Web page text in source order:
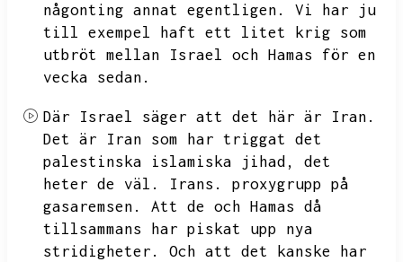
någonting annat egentligen.
Vi har ju
till exempel haft ett litet krig som
utbröt mellan Israel och Hamas för en
vecka sedan.
Där Israel säger att det här är Iran.
Det är Iran som har triggat det
palestinska islamiska jihad,
det
heter de väl.
Irans.
proxygrupp på
gasaremsen.
Att de och Hamas då
tillsammans har piskat upp nya
stridigheter.
Och att det kanske har